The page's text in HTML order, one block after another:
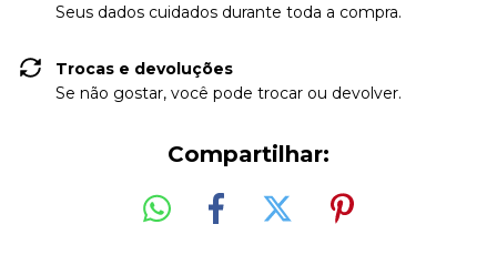
Seus dados cuidados durante toda a compra.
Trocas e devoluções
Se não gostar, você pode trocar ou devolver.
Compartilhar: